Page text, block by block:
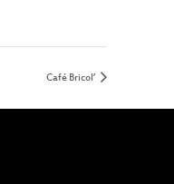
Café Bricol’